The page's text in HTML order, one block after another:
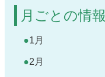
月ごとの情報
1月
2月